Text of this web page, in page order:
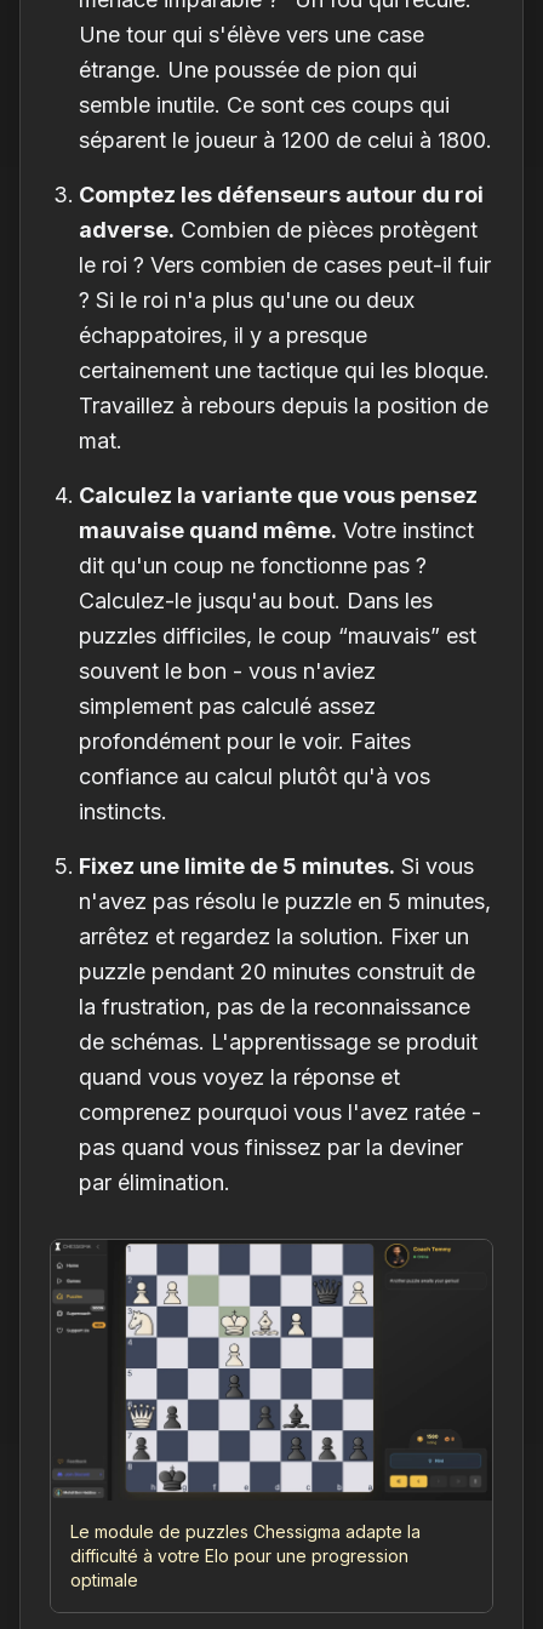
Une tour qui s'élève vers une case
étrange. Une poussée de pion qui
semble inutile. Ce sont ces coups qui
séparent le joueur à 1200 de celui à 1800.
Comptez les défenseurs autour du roi
adverse. Combien de pièces protègent
le roi ? Vers combien de cases peut-il fuir
? Si le roi n'a plus qu'une ou deux
échappatoires, il y a presque
certainement une tactique qui les bloque.
Travaillez à rebours depuis la position de
mat.
Calculez la variante que vous pensez
mauvaise quand même. Votre instinct
dit qu'un coup ne fonctionne pas ?
Calculez-le jusqu'au bout. Dans les
puzzles difficiles, le coup “mauvais” est
souvent le bon - vous n'aviez
simplement pas calculé assez
profondément pour le voir. Faites
confiance au calcul plutôt qu'à vos
instincts.
Fixez une limite de 5 minutes. Si vous
n'avez pas résolu le puzzle en 5 minutes,
arrêtez et regardez la solution. Fixer un
puzzle pendant 20 minutes construit de
la frustration, pas de la reconnaissance
de schémas. L'apprentissage se produit
quand vous voyez la réponse et
comprenez pourquoi vous l'avez ratée -
pas quand vous finissez par la deviner
par élimination.
Le module de puzzles Chessigma adapte la
difficulté à votre Elo pour une progression
optimale